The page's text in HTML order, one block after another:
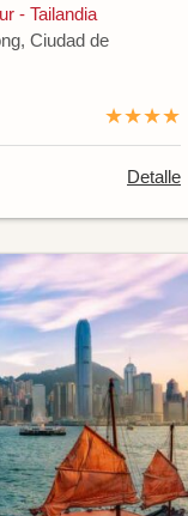
- Tailandia
Ciudad de
★★★★
Detalle